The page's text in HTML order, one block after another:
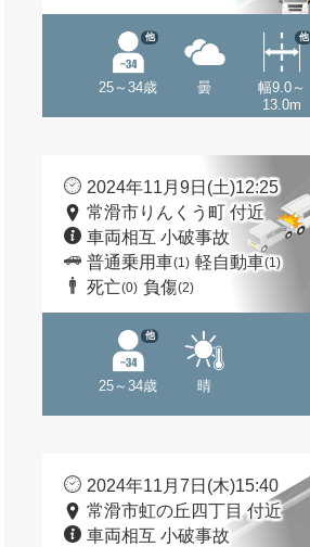
25～34歳
他
曇
幅9.0～
13.0m
他
2024年11月9日(土)12:25
常滑市りんくう町 付近
車両相互 小破事故
普通乗用車(1) 軽自動車(1)
死亡(0) 負傷(2)
25～34歳
他
晴
2024年11月7日(木)15:40
常滑市虹の丘四丁目 付近
車両相互 小破事故